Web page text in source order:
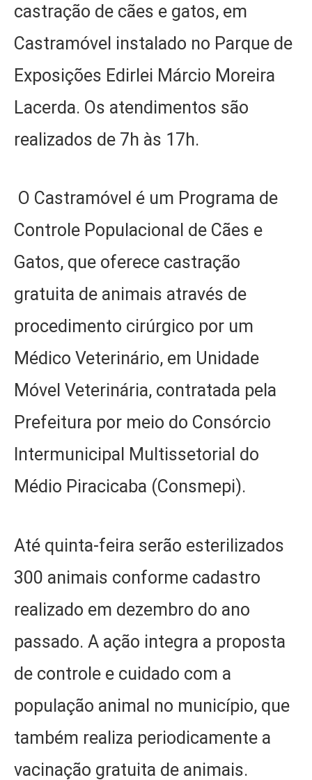
castração de cães e gatos, em
Castramóvel instalado no Parque de
Exposições Edirlei Márcio Moreira
Lacerda. Os atendimentos são
realizados de 7h às 17h.
O Castramóvel é um Programa de
Controle Populacional de Cães e
Gatos, que oferece castração
gratuita de animais através de
procedimento cirúrgico por um
Médico Veterinário, em Unidade
Móvel Veterinária, contratada pela
Prefeitura por meio do Consórcio
Intermunicipal Multissetorial do
Médio Piracicaba (Consmepi).
Até quinta-feira serão esterilizados
300 animais conforme cadastro
realizado em dezembro do ano
passado. A ação integra a proposta
de controle e cuidado com a
população animal no município, que
também realiza periodicamente a
vacinação gratuita de animais.